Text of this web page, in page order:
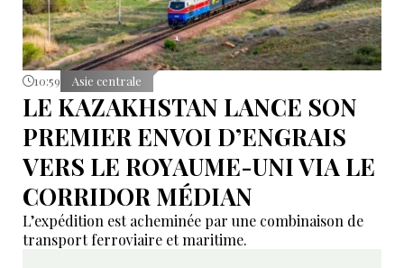
10:59 Asie centrale
LE KAZAKHSTAN LANCE SON
PREMIER ENVOI D’ENGRAIS
VERS LE ROYAUME-UNI VIA LE
CORRIDOR MÉDIAN
L’expédition est acheminée par une combinaison de
transport ferroviaire et maritime.